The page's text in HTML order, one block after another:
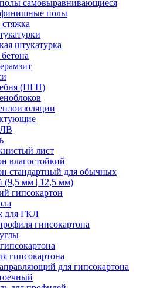
самовыравнивающиеся
полы
штукатурка
(ПГП)
лист
влагостойкий
стандартный для обычных
(9,5 мм | 12,5 мм)
гипсокартон
для ГКЛ
гипсокартона
гипсокартона
для гипсокартона